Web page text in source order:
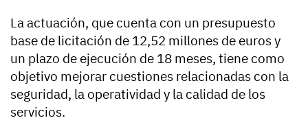
La actuación, que cuenta con un presupuesto
base de licitación de 12,52 millones de euros y
un plazo de ejecución de 18 meses, tiene como
objetivo mejorar cuestiones relacionadas con la
seguridad, la operatividad y la calidad de los
servicios.